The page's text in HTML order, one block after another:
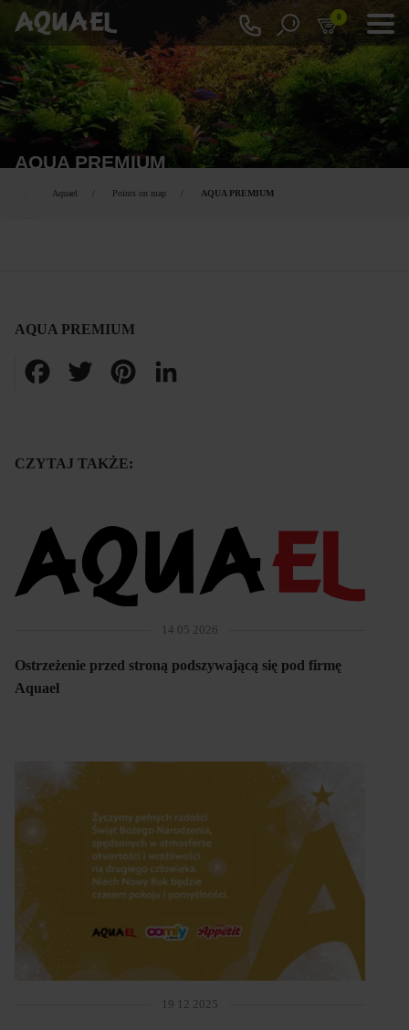
0
AQUA PREMIUM
Aquael Points on map AQUA PREMIUM
AQUA PREMIUM
FacebookTwitter Pinterest
CZYTAJ TAKŻE:
14 05 2026
Ostrzeżenie przed stroną podszywającą się pod firmę
Aquael
19 12 2025